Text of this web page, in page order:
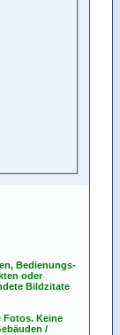
Bedienungs-
oder
Bildzitate
Fotos. Keine
/